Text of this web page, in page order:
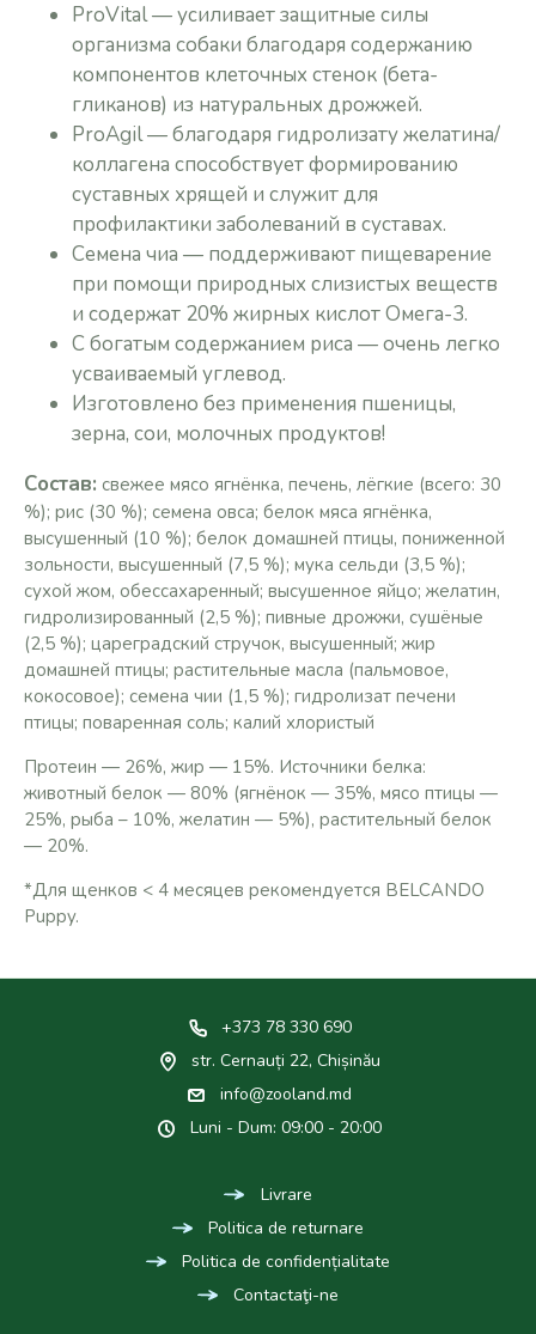
ProVital — усиливает защитные силы
организма собаки благодаря содержанию
компонентов клеточных стенок (бета-
гликанов) из натуральных дрожжей.
ProAgil — благодаря гидролизату желатина/
коллагена способствует формированию
суставных хрящей и служит для
профилактики заболеваний в суставах.
Семена чиа — поддерживают пищеварение
при помощи природных слизистых веществ
и содержат 20% жирных кислот Омега-3.
С богатым содержанием риса — очень легко
усваиваемый углевод.
Изготовлено без применения пшеницы,
зерна, сои, молочных продуктов!
Состав: свежее мясо ягнёнка, печень, лёгкие (всего: 30
%); рис (30 %); семена овса; белок мяса ягнёнка,
высушенный (10 %); белок домашней птицы, пониженной
зольности, высушенный (7,5 %); мука сельди (3,5 %);
сухой жом, обессахаренный; высушенное яйцо; желатин,
гидролизированный (2,5 %); пивные дрожжи, сушёные
(2,5 %); цареградский стручок, высушенный; жир
домашней птицы; растительные масла (пальмовое,
кокосовое); cемена чии (1,5 %); гидролизат печени
птицы; поваренная соль; калий хлористый
Протеин — 26%, жир — 15%. Источники белка:
животный белок — 80% (ягнёнок — 35%, мясо птицы —
25%, рыба – 10%, желатин — 5%), растительный белок
— 20%.
*Для щенков < 4 месяцев рекомендуется BELCANDO
Puppy.
+373 78 330 690
str. Cernauți 22, Chișinău
info@zooland.md
Luni - Dum: 09:00 - 20:00
Livrare
Politica de returnare
Politica de confidențialitate
Contactaţi-ne